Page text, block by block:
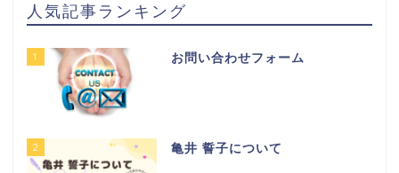
人気記事ランキング
1 お問い合わせフォーム
2 亀井 誓子について